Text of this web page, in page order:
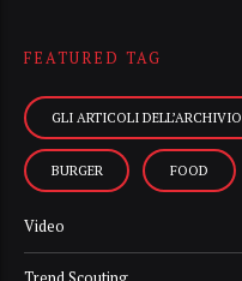
FEATURED TAG
GLI ARTICOLI DELL’ARCHIVIO
BURGER FOOD
Video